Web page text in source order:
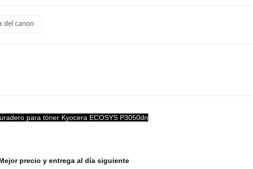
del canon
para tóner Kyocera ECOSYS P3050dn
precio y entrega al día siguiente